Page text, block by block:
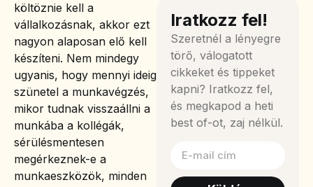
költöznie kell a
vállalkozásnak, akkor ezt
nagyon alaposan elő kell
készíteni. Nem mindegy
ugyanis, hogy mennyi ideig
szünetel a munkavégzés,
mikor tudnak visszaállni a
munkába a kollégák,
sérülésmentesen
megérkeznek-e a
munkaeszközök, minden
Iratkozz fel!
Szeretnél a lényegre
törő, válogatott
cikkeket és tippeket
kapni? Iratkozz fel,
és megkapod a heti
best of-ot, zaj nélkül.